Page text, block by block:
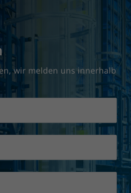
wir melden uns innerhalb